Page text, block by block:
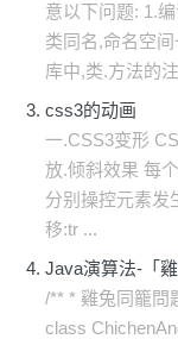
意以下问题: 1.
类同名,命名空
库中,类.方法的
css3的动画
一.CSS3变形
放.倾斜效果 每
分别操控元素发
移:tr ...
Java演算法-「雞
/** * 雞兔同籠問
class